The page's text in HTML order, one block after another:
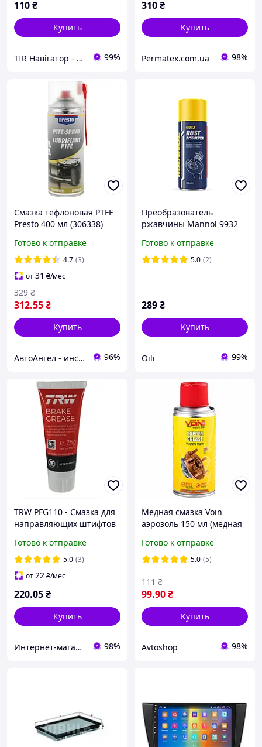
110₴
Купить
TIR Навігатор - Интернет-магазин для настоящих дальнобойщиков 99%
310₴
Купить
Permatex.com.ua 98%
Смазка тефлоновая PTFE
Presto 400 мл (306338)
Готово к отправке
4.7 (3)
от31 ₴/мес
312.55₴
329 ₴
Купить
АвтоАнгел - инструменты и оборудование для СТО, расходные материалы, товары для дома и сада 96%
Преобразователь
ржавчины Mannol 9932
(растворитель с
дисульфидом молибдена,
Готово к отправке
5.0 (2)
289₴
Купить
Oili 99%
TRW PFG110 - Смазка для
направляющих штифтов
Готово к отправке
5.0 (3)
от22₴/мес
220.05₴
Купить
Интернет-магазин «АвтоДруг» 98%
Медная смазка Voin
аэрозоль 150 мл (медная
Готово к отправке
5.0 (5)
99.90₴
111 ₴
Купить
Avtoshop 98%